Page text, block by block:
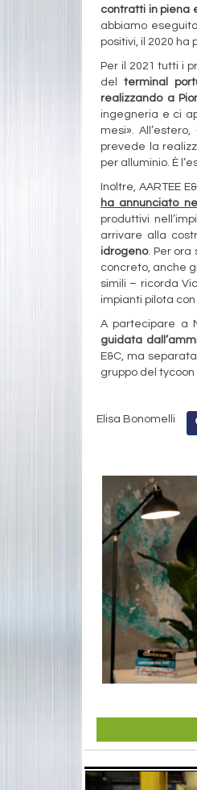
contratti in piena
abbiamo
positivi, il 2020
Per il 2021 tutti i
del terminal
realizzando a
ingegneria e ci
mesi».
prevede la
per alluminio. È
Inoltre, AARTEE
ha annunciato
produttivi
arrivare alla
idrogeno. Per ora
concreto, anche
simili – ricorda
impianti pilota con
A partecipare a
guidata
E&C, ma
gruppo del tycoon
Elisa Bonomelli